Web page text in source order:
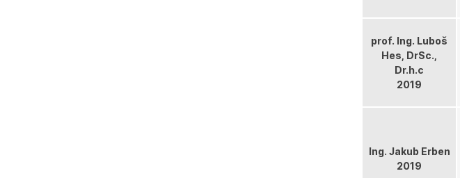
prof. Ing. Luboš
Hes, DrSc.,
Dr.h.c
2019
Ing. Jakub Erben
2019